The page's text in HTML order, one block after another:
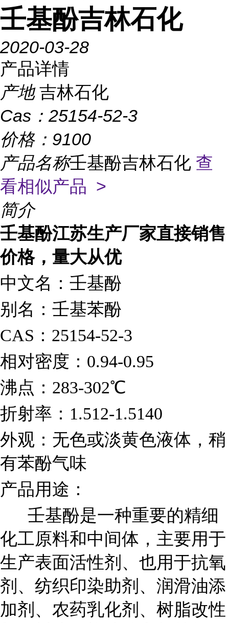
壬基酚吉林石化
2020-03-28
产品详情
产地 吉林石化
Cas： 25154-52-3
价格： 9100
产品名称壬基酚吉林石化 查
看相似产品 >
简介
壬基酚江苏生产厂家直接销售
价格，量大从优
中文名：壬基酚
别名：壬基苯酚
CAS ：25154-52-3
相对密度：0.94-0.95
沸点：283-302℃
折射率：1.512-1.5140
外观：无色或淡黄色液体，稍
有苯酚气味
产品用途：
壬基酚是一种重要的精细
化工原料和中间体，主要用于
生产表面活性剂、也用于抗氧
剂、纺织印染助剂、润滑油添
加剂、农药乳化剂、树脂改性